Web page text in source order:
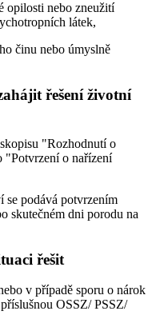
opilosti nebo zneužití
látek,
činu nebo úmyslně
řešení životní
"Rozhodnutí o
"Potvrzení o nařízení
se podává potvrzením
skutečném dni porodu na
řešit
v případě sporu o nárok
OSSZ/ PSSZ/